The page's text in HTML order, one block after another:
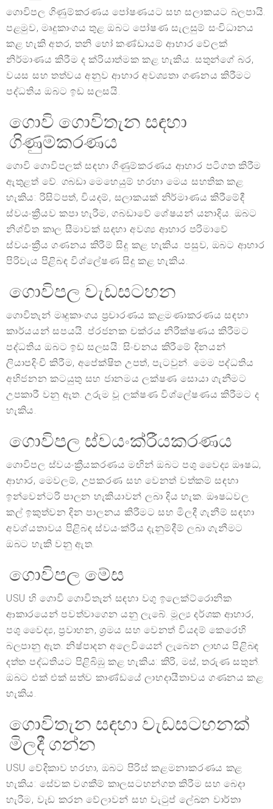
ගොවිපල ගිණුම්කරණය පෝෂණයට සහ සලාකයට බලපායි.
පළමුව, මෘදුකාංගය තුළ ඔබට පෝෂණ සැලසුම් සංවිධානය
කළ හැකි අතර, තනි හෝ කණ්ඩායම් ආහාර වේලක්
නිර්මාණය කිරීම ද ක්රියාත්මක කළ හැකිය. සතුන්ගේ බර,
වයස සහ තත්වය අනුව ආහාර අවශ්‍යතා ගණනය කිරීමට
පද්ධතිය ඔබට ඉඩ සලසයි.
ගොවි ගොවිතැන සඳහා
ගිණුම්කරණය
ගොවි ගොවිපලක් සඳහා ගිණුම්කරණය ආහාර පටිගත කිරීම
ඇතුළත් වේ. ගබඩා මෙහෙයුම් හරහා මෙය සහතික කළ
හැකිය: රිසිට්පත්, වියදම්, සලාකයක් නිර්මාණය කිරීමේදී
ස්වයංක්‍රීයව කපා හැරීම, ගබඩාවේ ශේෂයන් යනාදිය. ඔබට
නිශ්චිත කාල සීමාවක් සඳහා අවශ්‍ය ආහාර පරිමාවේ
ස්වයංක්‍රීය ගණනය කිරීම් සිදු කළ හැකිය. පසුව, ඔබට ආහාර
පිරිවැය පිළිබඳ විශ්ලේෂණ සිදු කළ හැකිය.
ගොවිපල වැඩසටහන
ගොවිතැන් මෘදුකාංගය ප්‍රචාරණය කළමණාකරණය සඳහා
කාර්යයන් සපයයි. ප්රජනක චක්රය නිරීක්ෂණය කිරීමට
පද්ධතිය ඔබට ඉඩ සලසයි: සිංචනය කිරීමේ දිනයන්
ලියාපදිංචි කිරීම, අපේක්ෂිත උපත්, පැටවුන්. මෙම පද්ධතිය
අභිජනන කටයුතු සහ ජානමය ලක්ෂණ සොයා ගැනීමට
උපකාරී වනු ඇත. උරුම වූ ලක්ෂණ විශ්ලේෂණය කිරීමට ද
හැකිය.
ගොවිපල ස්වයංක්රීයකරණය
ගොවිපල ස්වයංක්‍රීයකරණය මඟින් ඔබට පශු වෛද්‍ය ඖෂධ,
ආහාර, මෙවලම්, උපකරණ සහ වෙනත් වත්කම් සඳහා
ඉන්වෙන්ටරි පාලන හැකියාවන් ලබා දිය හැක. ඖෂධවල
කල් ඉකුත්වන දින පාලනය කිරීමට සහ මිලදී ගැනීම් සඳහා
අවශ්යතාවය පිළිබඳ ස්වයංක්රීය දැනුම්දීම් ලබා ගැනීමට
ඔබට හැකි වනු ඇත.
ගොවිපල මේස
USU හි ගොවි ගොවිතැන් සඳහා වගු ඉලෙක්ට්රොනික
ආකාරයෙන් පවත්වාගෙන යනු ලැබේ. මූල්‍ය දර්ශක ආහාර,
පශු වෛද්‍ය, ප්‍රවාහන, ශ්‍රමය සහ වෙනත් වියදම් කෙරෙහි
බලපානු ඇත. නිෂ්පාදන අලෙවියෙන් ලැබෙන ලාභය පිළිබඳ
දත්ත පද්ධතියට පිළිබිඹු කළ හැකිය: කිරි, මස්, තරුණ සතුන්.
ඔබට එක් එක් සත්ව කාණ්ඩයේ ලාභදායීතාවය ගණනය කළ
හැකිය.
ගොවිතැන සඳහා වැඩසටහනක්
මිලදී ගන්න
USU වේදිකාව හරහා, ඔබට පිරිස් කළමනාකරණය කළ
හැකිය: සේවක වගකීම් කාලසටහන්ගත කිරීම සහ බෙදා
හැරීම, වැඩ කරන වේලාවන් සහ වැටුප් ලේඛන වාර්තා